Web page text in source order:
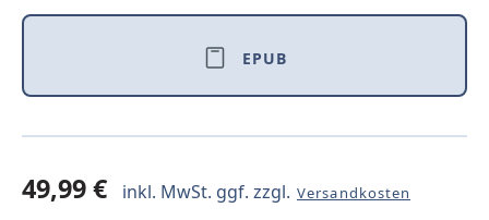
EPUB
49,99 € inkl. MwSt. ggf. zzgl. Versandkosten